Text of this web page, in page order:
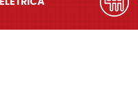
ELÉTRICA